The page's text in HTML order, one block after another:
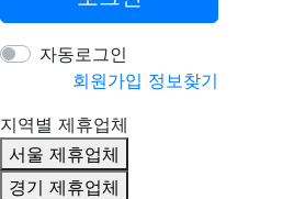
자동로그인
회원가입 정보찾기
지역별 제휴업체
서울 제휴업체
경기 제휴업체